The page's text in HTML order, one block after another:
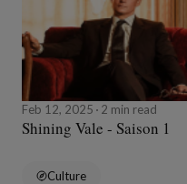
Feb 12, 2025 2 min read
Shining Vale - Saison 1
Culture